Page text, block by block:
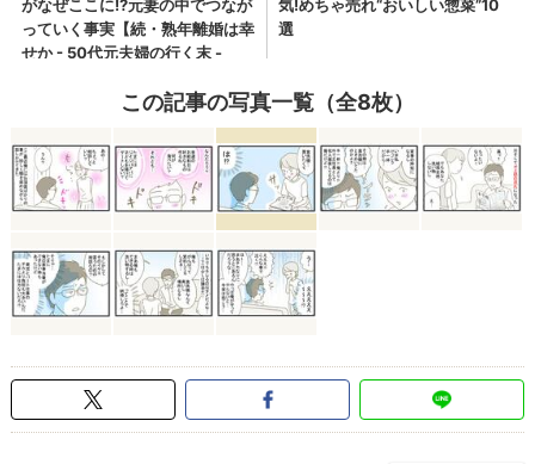
この記事の写真一覧（全8枚）